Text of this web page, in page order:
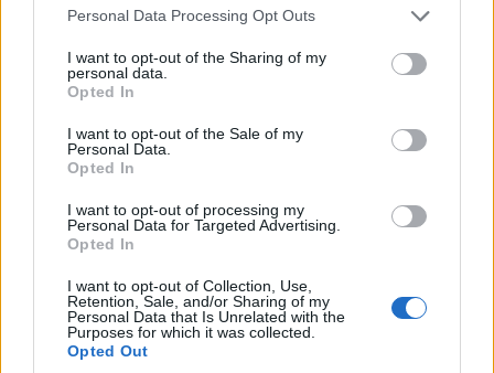
Please note that this website/app uses one or more Google
not limited to your visit or usage behaviour. You may click to
grant or deny consent to Google and its third-party tags to
use your data for below specified purposes in below Google
consent section.
Personal Data Processing Opt Outs
I want to opt-out of the Sharing of my
personal data.
Opted In
I want to opt-out of the Sale of my
Personal Data.
Opted In
I want to opt-out of processing my
Personal Data for Targeted Advertising.
Opted In
I want to opt-out of Collection, Use,
Retention, Sale, and/or Sharing of my
Personal Data that Is Unrelated with the
Purposes for which it was collected.
Opted Out
Έκθεση Τοπικών
Προϊόντων Βοΐου –
αιτήσεις συμμετοχής
6 Αυγούστου 2026, 5:09 μμ
Την εορτή
Μεταμορφώσεως του
Στεφάνου και Οσίας
Πτολεμαΐδας (της
Κούλας Πουλασιχίδου)